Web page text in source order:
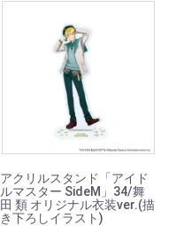
アクリルスタンド「アイド
ルマスター SideM」34/舞
田 類 オリジナル衣装ver.(描
き下ろしイラスト)